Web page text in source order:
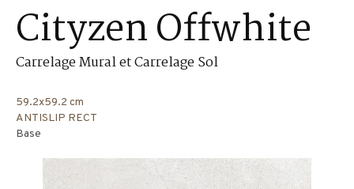
Cityzen Offwhite
Carrelage Mural et Carrelage Sol
59.2x59.2 cm
ANTISLIP RECT
Base